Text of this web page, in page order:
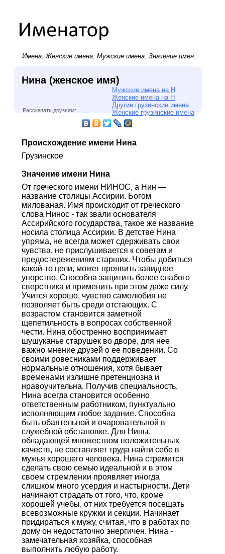
Имена.Женские имена. Мужские имена. Значение имен.
Нина (женское имя)
Мужские имена на Н
Женские имена на Н
Другие грузинские имена
Женские грузинские имена
Рассказать друзьям:
Происхождение имени Нина
Грузинское
Значение имени Нина
От греческого имени НИНОС, а Нин —
название столицы Ассирии. Богом
милованая. Имя происходит от греческого
слова Нинос - так звали основателя
Ассирийского государства, такое же название
носила столица Ассирии. В детстве Нина
упряма, не всегда может сдерживать свои
чувства, не прислушивается к советам и
предостережениям старших. Чтобы добиться
какой-то цели, может проявить завидное
упорство. Способна защитить более слабого
сверстника и применить при этом даже силу.
Учится хорошо, чувство самолюбия не
позволяет быть среди отстающих. С
возрастом становится заметной
щепетильность в вопросах собственной
чести. Нина обостренно воспринимает
шушуканье старушек во дворе, для нее
важно мнение друзей о ее поведении. Со
своими ровесниками поддерживает
нормальные отношения, хотя бывает
временами излишне претенциозна и
нравоучительна. Получив специальность,
Нина всегда становится особенно
ответственным работником, пунктуально
исполняющим любое задание. Способна
быть обаятельной и очаровательной в
служебной обстановке. Для Нины,
обладающей множеством положительных
качеств, не составляет труда найти себе в
мужья хорошего человека. Нина стремится
сделать свою семью идеальной и в этом
своем стремлении проявляет иногда
слишком много усердия и настырности. Дети
начинают страдать от того, что, кроме
хорошей учебы, от них требуется посещать
всевозможные кружки и секции. Начинает
придираться к мужу, считая, что в работах по
дому он недостаточно энергичен. Нина -
замечательная хозяйка, способная
выполнить любую работу.